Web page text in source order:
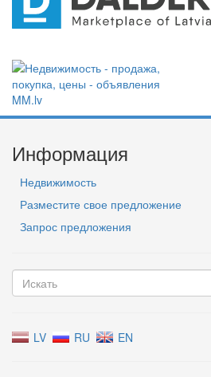
Информация
Недвижимость
Разместите свое предложение
Запрос предложения
LV RU EN